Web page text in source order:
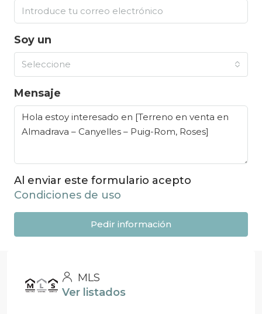
Soy un
Seleccione
Mensaje
Al enviar este formulario acepto
Condiciones de uso
Pedir información
MLS
Ver listados